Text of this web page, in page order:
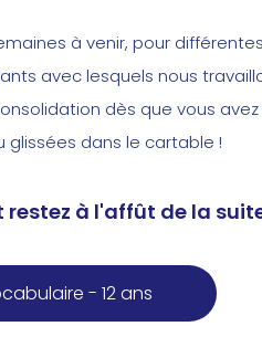
à venir, pour
avec lesquels nous
dès que vous
glissées dans le cartable !
à l'affût de la
- 12 ans